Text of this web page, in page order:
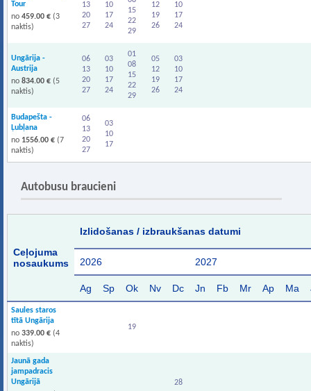
Tour
no 459.00 € (3
naktis)
13
20
27
10
17
24
15
22
29
12
19
26
10
17
24
Ungārija -
Austrija
no 834.00 € (5
naktis)
06
13
20
27
03
10
17
24
01
08
15
22
29
05
12
19
26
03
10
17
24
Budapešta -
Ļubļana
no 1556.00 € (7
naktis)
06
13
20
27
03
10
17
Autobusu braucieni
Ceļojuma
nosaukums
Izlidošanas / izbraukšanas datumi
2026 2027
Ag Sp Ok Nv Dc Jn Fb Mr Ap Ma
Saules staros
tītā Ungārija
no 339.00 € (4
naktis)
19
Jaunā gada
jampadracis
Ungārijā
28